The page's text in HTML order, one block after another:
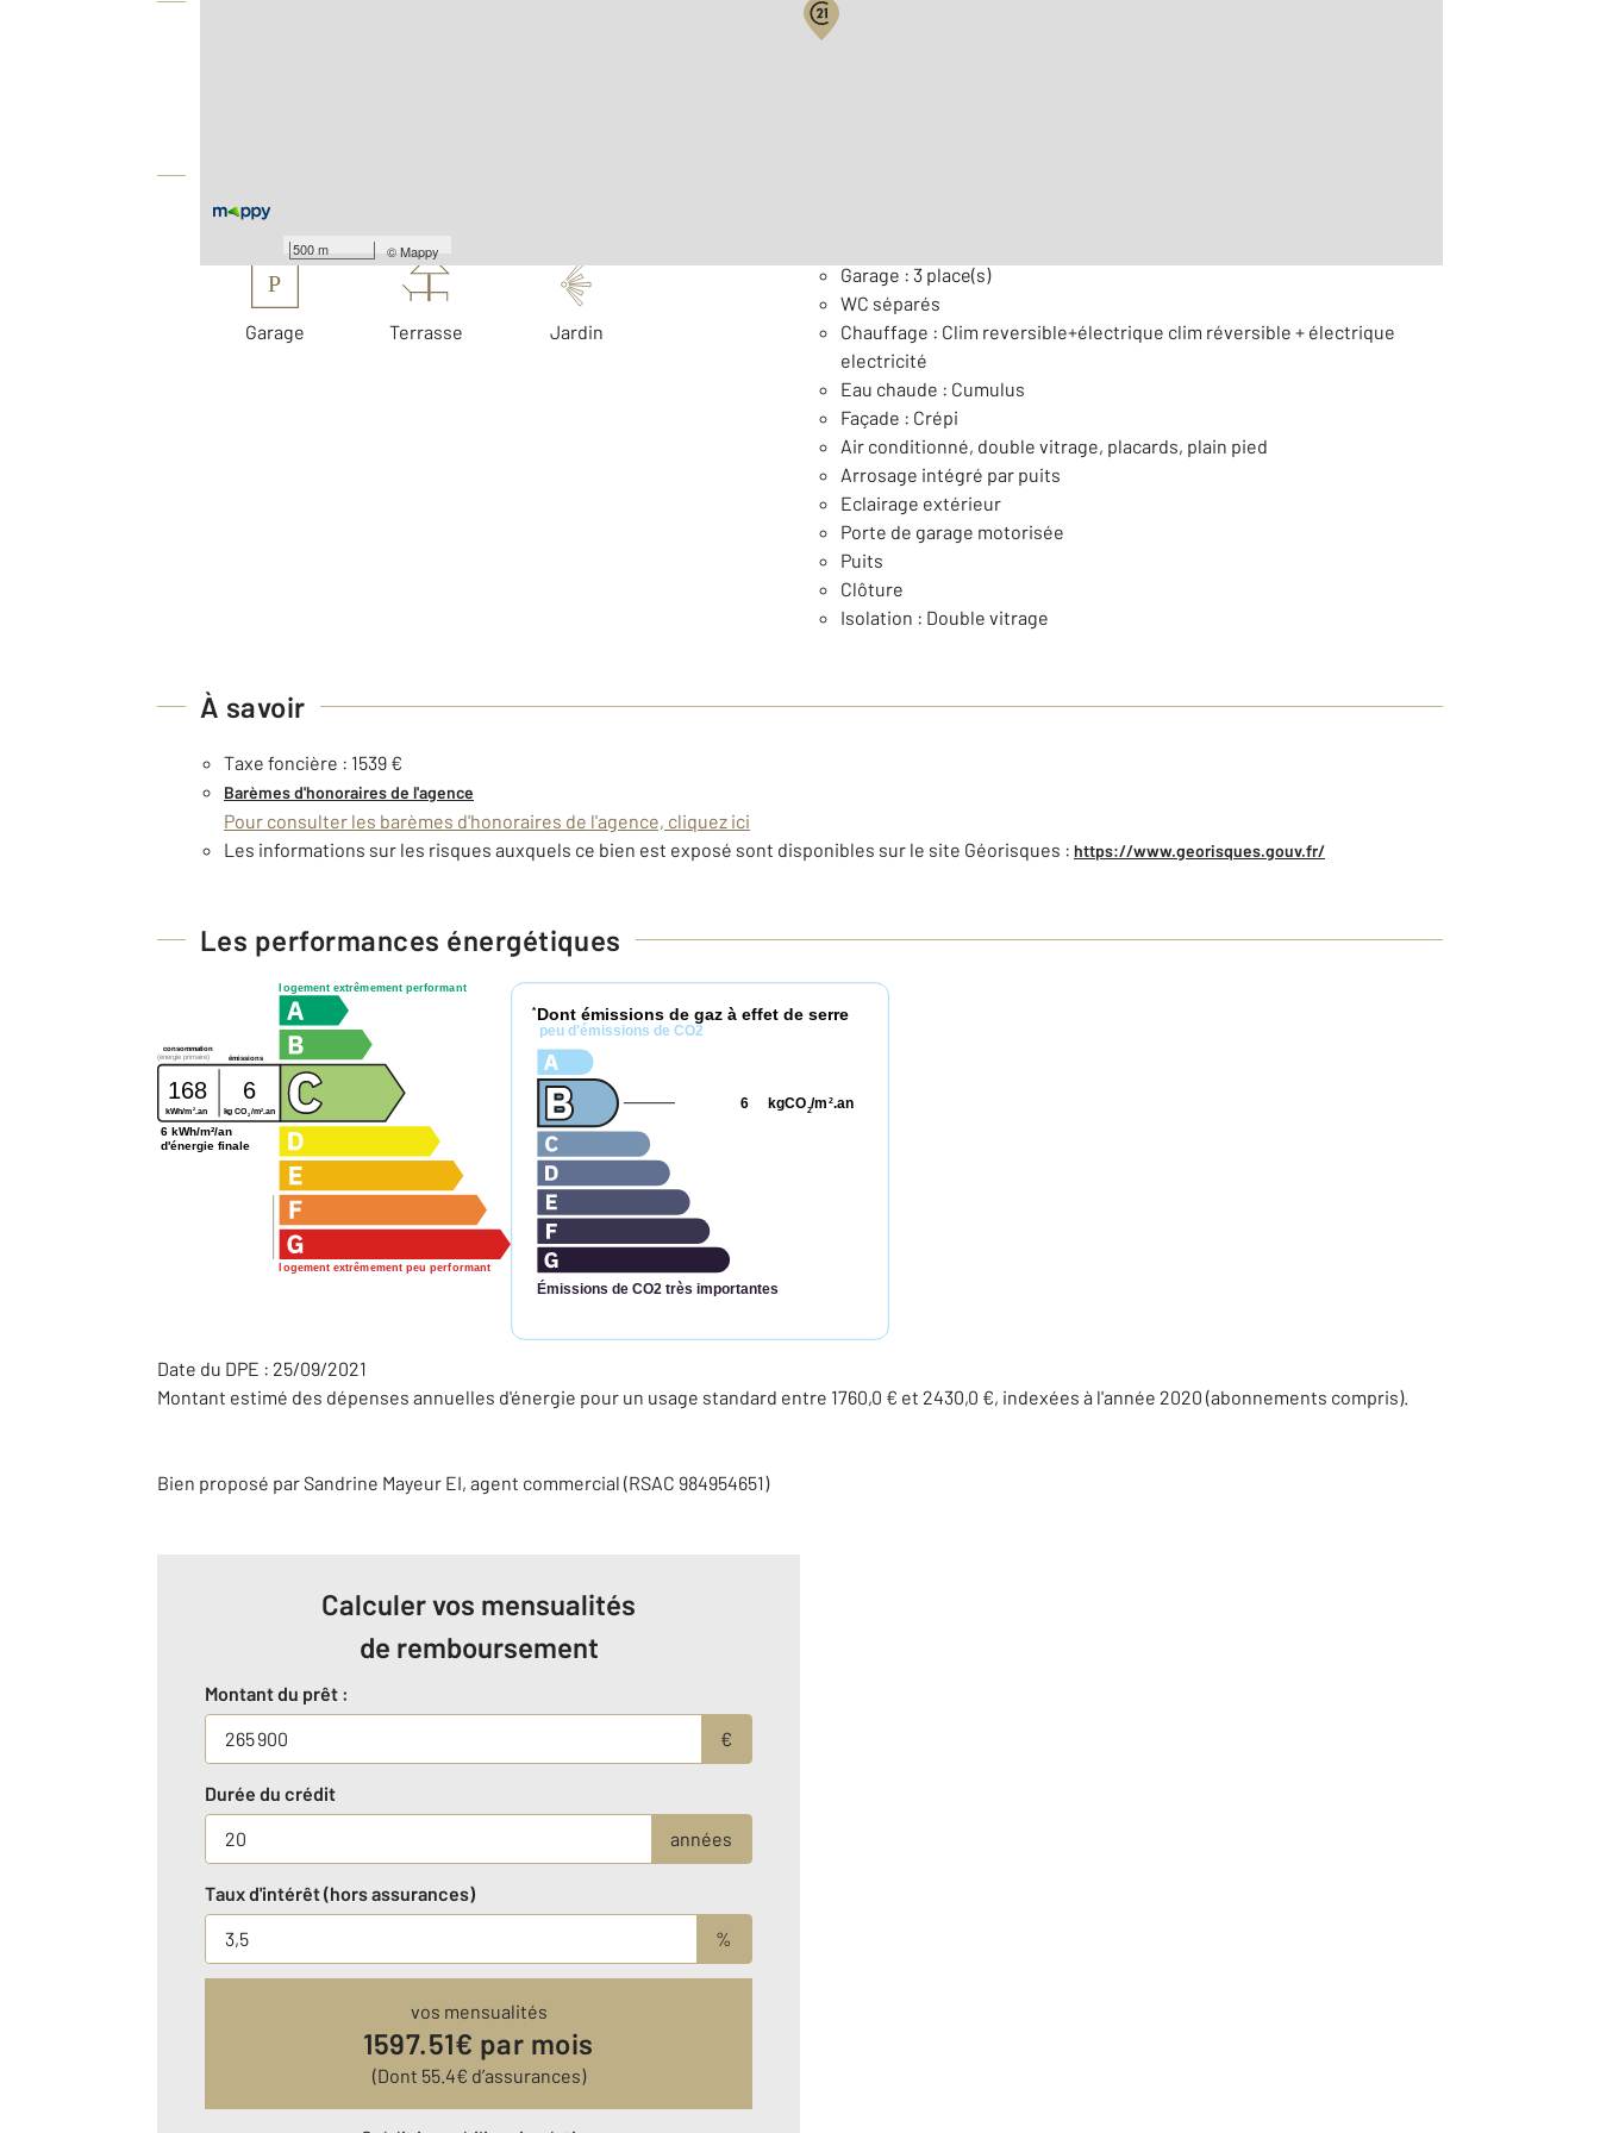
500 m ©Mappy
P
Garage Terrasse Jardin
Garage : 3 place(s)
WC séparés
Chauffage : Clim reversible+électrique clim réversible + électrique
electricité
Eau chaude : Cumulus
Façade : Crépi
Air conditionné, double vitrage, placards, plain pied
Arrosage intégré par puits
Eclairage extérieur
Porte de garage motorisée
Puits
Clôture
Isolation : Double vitrage
À savoir
Taxe foncière : 1539 €
Barèmes d'honoraires de l'agence
Pour consulter les barèmes d'honoraires de l'agence, cliquez ici
Les informations sur les risques auxquels ce bien est exposé sont disponibles sur le site Géorisques : https://www.georisques.gouv.fr/
Les performances énergétiques
logement extrêmement performant
logement extrêmement peu performant
consommation
émissions
(énergie primaire)
168 6
kWh/m 2 .an kg CO2/m2 .an
6 kWh/m²/an
d'énergie finale
* Dont émissions de gaz à effet de serre
peu d'émissions de CO2
Émissions de CO2 très importantes
kgCO2/m 2.an
6
Date du DPE : 25/09/2021
Montant estimé des dépenses annuelles d'énergie pour un usage standard entre 1760,0 € et 2430,0 €, indexées à l'année 2020 (abonnements compris).
Bien proposé parSandrine Mayeur EI, agent commercial (RSAC 984954651)
Calculer vos mensualités
de remboursement
Montant du prêt :
€
Durée du crédit
années
Taux d'intérêt (hors assurances)
%
vos mensualités
1597.51€ par mois
(Dont 55.4€ d’assurances)